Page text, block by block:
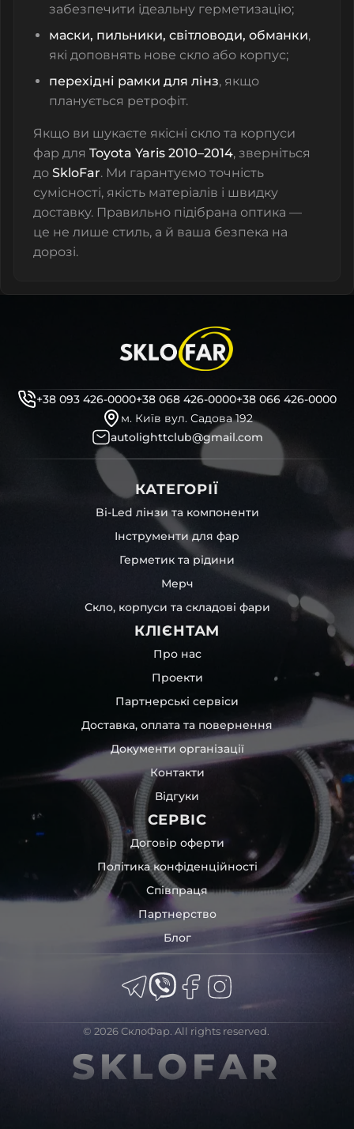
забезпечити ідеальну герметизацію;
маски, пильники, світловоди, обманки,
які доповнять нове скло або корпус;
перехідні рамки для лінз, якщо
планується ретрофіт.
Якщо ви шукаєте якісні скло та корпуси
фар для Toyota Yaris 2010–2014, зверніться
до SkloFar. Ми гарантуємо точність
сумісності, якість матеріалів і швидку
доставку. Правильно підібрана оптика —
це не лише стиль, а й ваша безпека на
дорозі.
+38 093 426-0000+38 068 426-0000+38 066 426-0000
м. Київ вул. Садова 192
autolighttclub@gmail.com
КАТЕГОРІЇ
Bi-Led лінзи та компоненти
Інструменти для фар
Герметик та рідини
Мерч
Скло, корпуси та складові фари
КЛІЄНТАМ
Про нас
Проекти
Партнерські сервіси
Доставка, оплата та повернення
Документи організації
Контакти
Відгуки
СЕРВІС
Договір оферти
Політика конфіденційності
Співпраця
Партнерство
Блог
© 2026 СклоФар. All rights reserved.
SKLOFAR